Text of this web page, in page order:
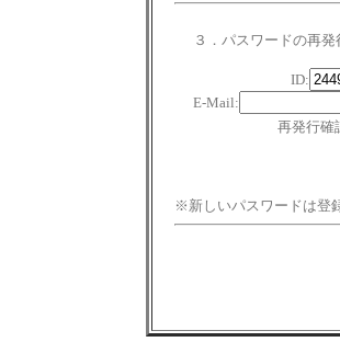
３．パスワードの再発
ID:
E-Mail:
再発行確
※新しいパスワードは登